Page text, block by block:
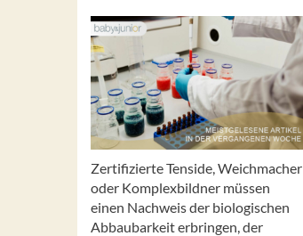
Zertifizierte Tenside, Weichmacher
oder Komplexbildner müssen
einen Nachweis der biologischen
Abbaubarkeit erbringen, der